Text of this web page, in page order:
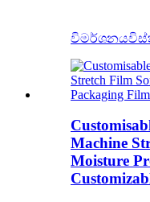
විමර්ශනය
Machine
Moisture